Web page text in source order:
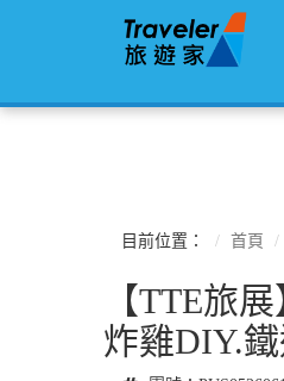
目前位置： 首頁
【TTE旅
炸雞DIY.